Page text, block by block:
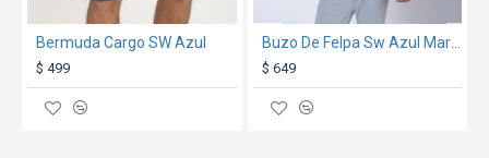
Bermuda Cargo SW Azul
$ 499
Buzo De Felpa Sw Azul Marino
$ 649